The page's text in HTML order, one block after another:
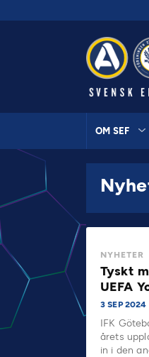
OM SEF
NYHETER
Tyskt
UEFA
3 SEP 2024
IFK
årets
in i den